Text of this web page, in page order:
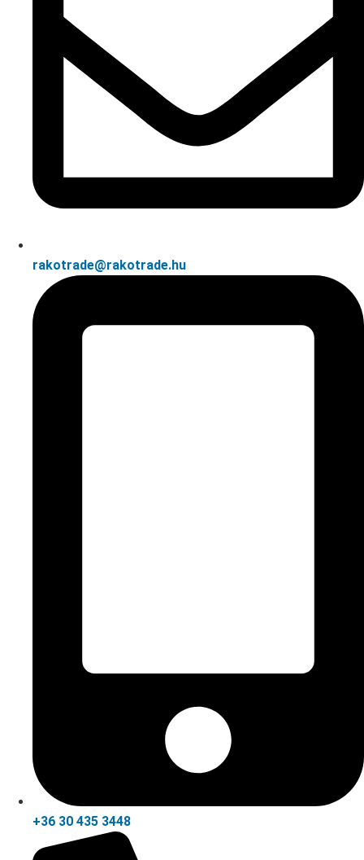
rakotrade@rakotrade.hu
+36 30 435 3448